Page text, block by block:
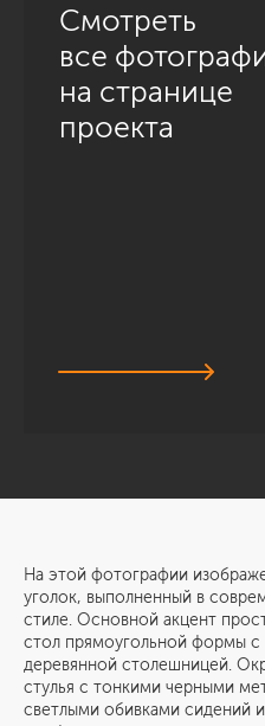
Смотреть
все
на странице
проекта
На этой фотографии
уголок, выполненный в
стиле. Основной акцент
стол прямоугольной формы
деревянной столешницей.
стулья с тонкими черными
светлыми обивками сидений